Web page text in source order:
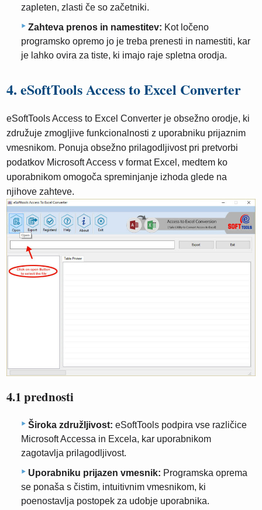
zapleten, zlasti če so začetniki.
Zahteva prenos in namestitev: Kot ločeno
programsko opremo jo je treba prenesti in namestiti, kar
je lahko ovira za tiste, ki imajo raje spletna orodja.
4. eSoftTools Access to Excel Converter
eSoftTools Access to Excel Converter je obsežno orodje, ki
združuje zmogljive funkcionalnosti z uporabniku prijaznim
vmesnikom. Ponuja obsežno prilagodljivost pri pretvorbi
podatkov Microsoft Access v format Excel, medtem ko
uporabnikom omogoča spreminjanje izhoda glede na
njihove zahteve.
4.1 prednosti
Široka združljivost: eSoftTools podpira vse različice
Microsoft Accessa in Excela, kar uporabnikom
zagotavlja prilagodljivost.
Uporabniku prijazen vmesnik: Programska oprema
se ponaša s čistim, intuitivnim vmesnikom, ki
poenostavlja postopek za udobje uporabnika.